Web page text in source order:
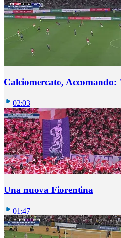
Calciomercato, Accomando:
02:03
Una nuova Fiorentina
01:47